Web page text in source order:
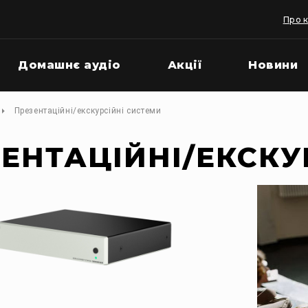
Про
Домашнє аудіо Акції Новини
Презентаційні/екскурсійні системи